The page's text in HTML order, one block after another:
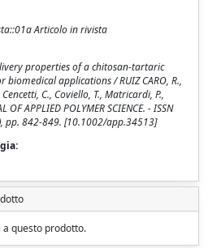
Articolo in rivista
properties of a chitosan-tartaric
applications / RUIZ CARO, R.,
Cencetti, C., Coviello, T., Matricardi, P.,
OF APPLIED POLYMER SCIENCE. - ISSN
pp. 842-849. [10.1002/app.34513]
a questo prodotto.